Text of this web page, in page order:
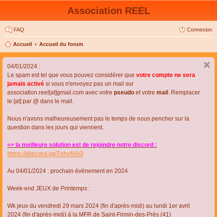
Association REEL
FAQ Connexion
Accueil Accueil du forum
04/01/2024 :
Le spam est tel que vous pouvez considérer que votre compte ne sera
jamais activé si vous n'envoyez pas un mail sur
association.reel[at]gmail.com avec votre pseudo et votre mail . Remplacer
le [at] par @ dans le mail.
Nous n'avons malheureusement pas le temps de nous pencher sur la
question dans les jours qui viennent.
=> la meilleure solution est de rejoindre notre discord :
https://discord.gg/TvhyNAQ
Au 04/01/2024 : prochain évènement en 2024
Week-end JEUX de Printemps :
Wk jeux du vendredi 29 mars 2024 (fin d'après-midi) au lundi 1er avril
2024 (fin d'après-midi) à la MFR de Saint-Firmin-des-Près (41)